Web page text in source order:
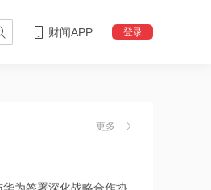
财闻APP 登录
更多
为签署深化战略合作协